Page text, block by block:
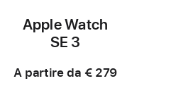
Apple Watch
SE 3
A partire da € 279